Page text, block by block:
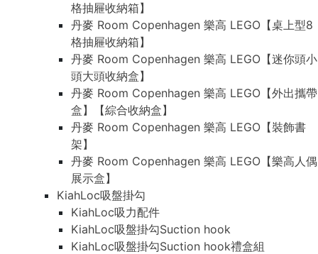
格抽屜收納箱】
丹麥 Room Copenhagen 樂高 LEGO【桌上型8
格抽屜收納箱】
丹麥 Room Copenhagen 樂高 LEGO【迷你頭小
頭大頭收納盒】
丹麥 Room Copenhagen 樂高 LEGO【外出攜帶
盒】【綜合收納盒】
丹麥 Room Copenhagen 樂高 LEGO【裝飾書
架】
丹麥 Room Copenhagen 樂高 LEGO【樂高人偶
展示盒】
KiahLoc吸盤掛勾
KiahLoc吸力配件
KiahLoc吸盤掛勾Suction hook
KiahLoc吸盤掛勾Suction hook禮盒組